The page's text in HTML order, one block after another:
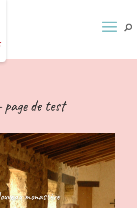
de test
monastère